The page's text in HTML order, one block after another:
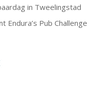
in Tweelingstad
Endura’s Pub Challenge